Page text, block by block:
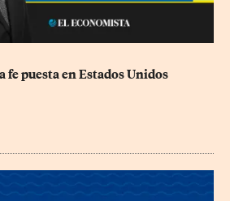
puesta en Estados Unidos